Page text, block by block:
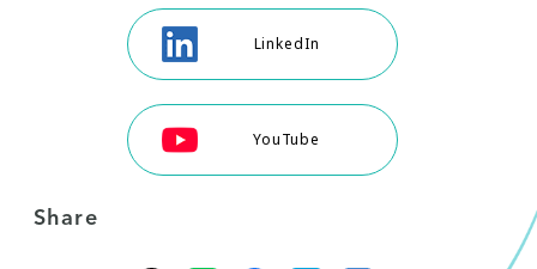
LinkedIn
YouTube
Share